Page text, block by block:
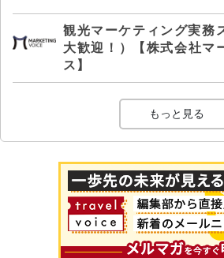
観光マーケティング実務
大歓迎！）【株式会社マ
ス】
もっと見る